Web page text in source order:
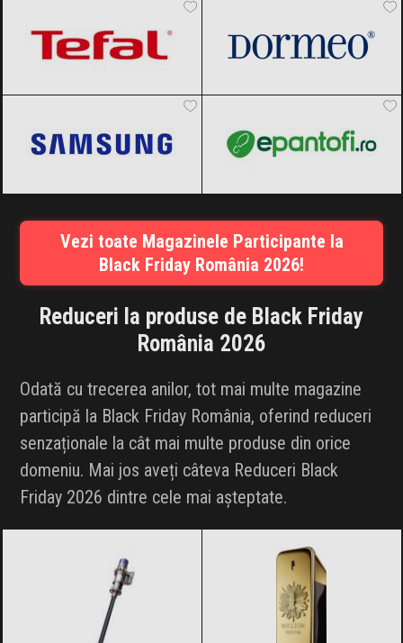
Vezi toate Magazinele Participante la
Black Friday România 2026!
Reduceri la produse de Black Friday
România 2026
Odată cu trecerea anilor, tot mai multe magazine
participă la Black Friday România, oferind reduceri
senzaționale la cât mai multe produse din orice
domeniu. Mai jos aveți câteva Reduceri Black
Friday 2026 dintre cele mai așteptate.